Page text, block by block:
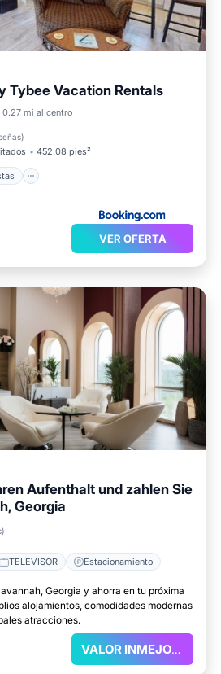
Tybee Vacation Rentals
0.27 mi al centro
)
452.08 pies²
Vistas
VER OFERTA
Aufenthalt und zahlen Sie
Georgia
TELEVISOR Estacionamiento
Georgia y ahorra en tu próxima
alojamientos, comodidades modernas
atracciones.
VALOR INMEJORABLE